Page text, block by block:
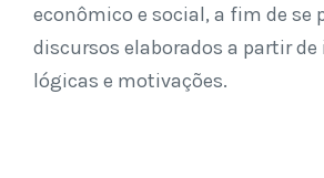
econômico e social, a fim de se
discursos elaborados a partir
lógicas e motivações.